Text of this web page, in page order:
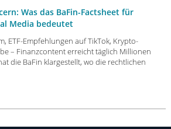
Was das BaFin-Factsheet für
Media bedeutet
ETF-Empfehlungen auf TikTok, Krypto-
– Finanzcontent erreicht täglich Millionen
die BaFin klargestellt, wo die rechtlichen